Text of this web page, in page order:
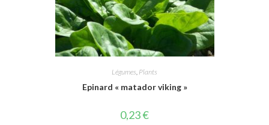
Légumes, Plants
Epinard « matador viking »
0,23€